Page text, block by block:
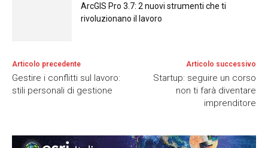
ArcGIS Pro 3.7: 2 nuovi strumenti che ti
rivoluzionano il lavoro
Articolo precedente
Gestire i conflitti sul lavoro:
stili personali di gestione
Articolo successivo
Startup: seguire un corso
non ti farà diventare
imprenditore